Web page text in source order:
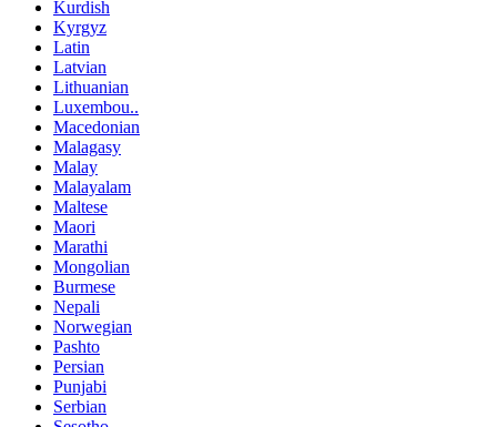
Kurdish
Kyrgyz
Latin
Latvian
Lithuanian
Luxembou..
Macedonian
Malagasy
Malay
Malayalam
Maltese
Maori
Marathi
Mongolian
Burmese
Nepali
Norwegian
Pashto
Persian
Punjabi
Serbian